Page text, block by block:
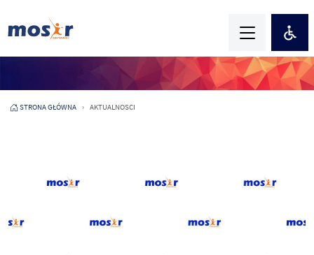
STRONA GŁÓWNA AKTUALNOSCI